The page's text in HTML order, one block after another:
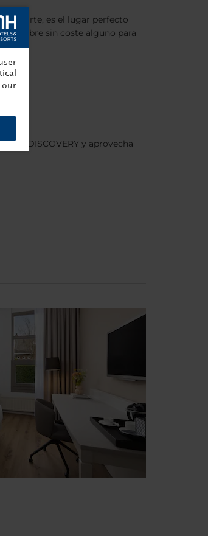
su parte, es el lugar perfecto
aire libre sin coste alguno para
DISCOVERY y aprovecha